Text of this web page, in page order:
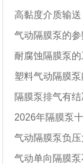
高黏度介质输
参数气动隔膜泵的
耐腐蚀隔膜泵
塑料气动隔膜
隔膜泵排气有
2026年隔膜泵
气动隔膜泵负
气动单向隔膜